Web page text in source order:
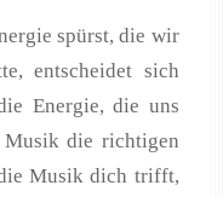
spürst, die wir
entscheidet sich
Energie, die uns
Musik die richtigen
Musik dich trifft,